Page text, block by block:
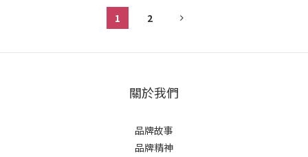
1 2
關於我們
品牌故事
品牌精神